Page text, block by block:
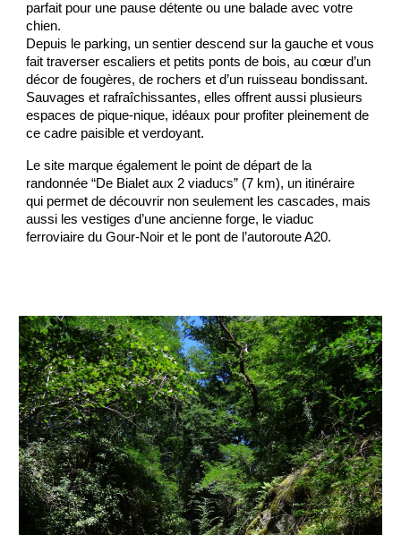
parfait pour une pause détente ou une balade avec votre
chien.
Depuis le parking, un sentier descend sur la gauche et vous
fait traverser escaliers et petits ponts de bois, au cœur d’un
décor de fougères, de rochers et d’un ruisseau bondissant.
Sauvages et rafraîchissantes, elles offrent aussi plusieurs
espaces de pique-nique, idéaux pour profiter pleinement de
ce cadre paisible et verdoyant.
Le site marque également le point de départ de la
randonnée “De Bialet aux 2 viaducs” (7 km), un itinéraire
qui permet de découvrir non seulement les cascades, mais
aussi les vestiges d’une ancienne forge, le viaduc
ferroviaire du Gour-Noir et le pont de l’autoroute A20.